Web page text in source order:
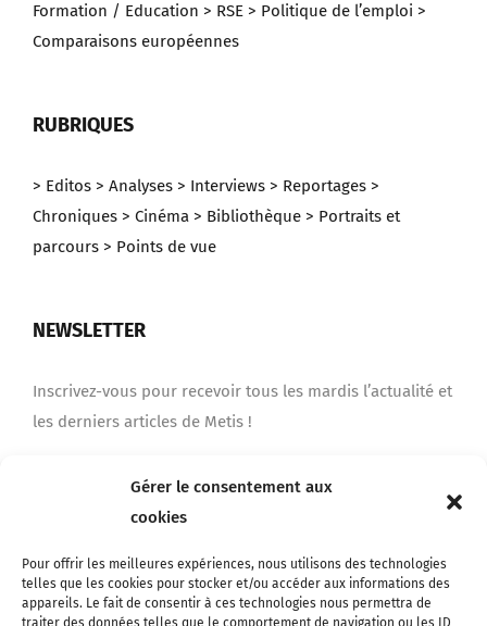
Gérer le consentement aux
cookies
Pour offrir les meilleures expériences, nous utilisons des technologies
telles que les cookies pour stocker et/ou accéder aux informations des
appareils. Le fait de consentir à ces technologies nous permettra de
traiter des données telles que le comportement de navigation ou les ID
Formation / Education > RSE > Politique de l’emploi >
Comparaisons européennes
RUBRIQUES
> Editos > Analyses > Interviews > Reportages >
Chroniques > Cinéma > Bibliothèque > Portraits et
parcours > Points de vue
NEWSLETTER
Inscrivez-vous pour recevoir tous les mardis l’actualité et
les derniers articles de Metis !